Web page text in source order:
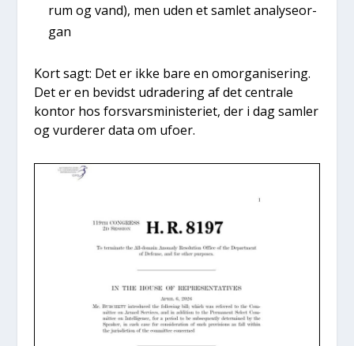
rum og vand), men uden et sam­let ana­ly­se­or­
gan
Kort sagt: Det er ikke bare en omor­ga­ni­se­ring.
Det er en bevidst udra­de­ring af det cen­tra­le
kon­tor hos for­svars­mi­ni­ste­ri­et, der i dag sam­ler
og vur­de­rer data om ufo­er.